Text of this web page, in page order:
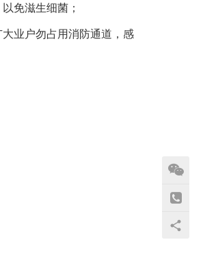
免滋生细菌；
业户勿占用消防通道，感